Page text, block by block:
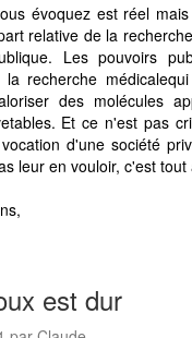
évoquez est réel
relative de la
Les pouvoirs
recherche
des molécules
Et ce n'est pas
d'une société
leur en vouloir, c'est
est dur